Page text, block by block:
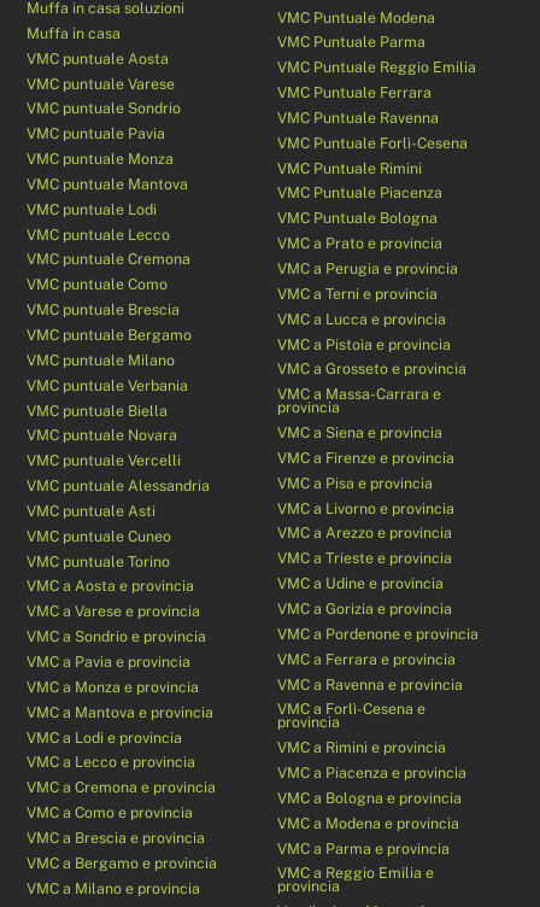
Muffa in casa soluzioni
Muffa in casa
VMC puntuale Aosta
VMC puntuale Varese
VMC puntuale Sondrio
VMC puntuale Pavia
VMC puntuale Monza
VMC puntuale Mantova
VMC puntuale Lodi
VMC puntuale Lecco
VMC puntuale Cremona
VMC puntuale Como
VMC puntuale Brescia
VMC puntuale Bergamo
VMC puntuale Milano
VMC puntuale Verbania
VMC puntuale Biella
VMC puntuale Novara
VMC puntuale Vercelli
VMC puntuale Alessandria
VMC puntuale Asti
VMC puntuale Cuneo
VMC puntuale Torino
VMC a Aosta e provincia
VMC a Varese e provincia
VMC a Sondrio e provincia
VMC a Pavia e provincia
VMC a Monza e provincia
VMC a Mantova e provincia
VMC a Lodi e provincia
VMC a Lecco e provincia
VMC a Cremona e provincia
VMC a Como e provincia
VMC a Brescia e provincia
VMC a Bergamo e provincia
VMC a Milano e provincia
VMC Puntuale Modena
VMC Puntuale Parma
VMC Puntuale Reggio Emilia
VMC Puntuale Ferrara
VMC Puntuale Ravenna
VMC Puntuale Forlì-Cesena
VMC Puntuale Rimini
VMC Puntuale Piacenza
VMC Puntuale Bologna
VMC a Prato e provincia
VMC a Perugia e provincia
VMC a Terni e provincia
VMC a Lucca e provincia
VMC a Pistoia e provincia
VMC a Grosseto e provincia
VMC a Massa-Carrara e
provincia
VMC a Siena e provincia
VMC a Firenze e provincia
VMC a Pisa e provincia
VMC a Livorno e provincia
VMC a Arezzo e provincia
VMC a Trieste e provincia
VMC a Udine e provincia
VMC a Gorizia e provincia
VMC a Pordenone e provincia
VMC a Ferrara e provincia
VMC a Ravenna e provincia
VMC a Forlì-Cesena e
provincia
VMC a Rimini e provincia
VMC a Piacenza e provincia
VMC a Bologna e provincia
VMC a Modena e provincia
VMC a Parma e provincia
VMC a Reggio Emilia e
provincia